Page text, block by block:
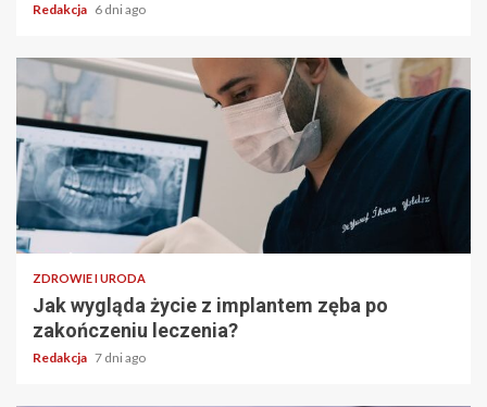
Redakcja 6 dni ago
ZDROWIE I URODA
Jak wygląda życie z implantem zęba po
zakończeniu leczenia?
Redakcja 7 dni ago